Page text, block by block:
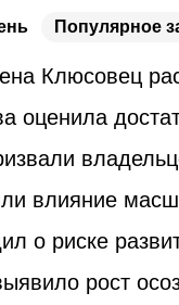
Популярное
Клюсовец
оценила
влияние
о риске
рост